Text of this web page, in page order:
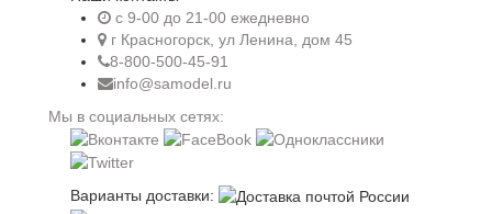
c 9-00 до 21-00 ежедневно
г Красногорск, ул Ленина, дом 45
8-800-500-45-91
info@samodel.ru
Мы в социальных сетях:
Варианты доставки: